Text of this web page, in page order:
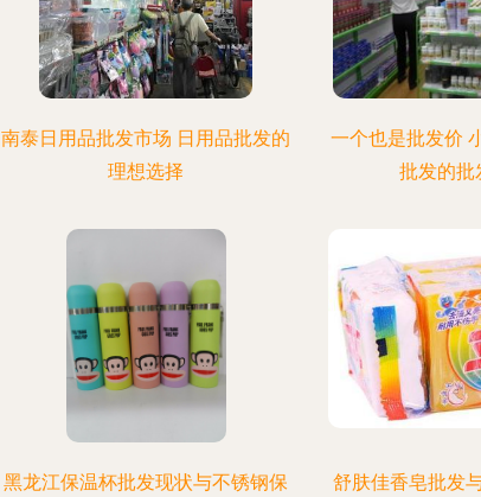
南泰日用品批发市场 日用品批发的
理想选择
一个也是批发价
批发的批
黑龙江保温杯批发现状与不锈钢保
舒肤佳香皂批发